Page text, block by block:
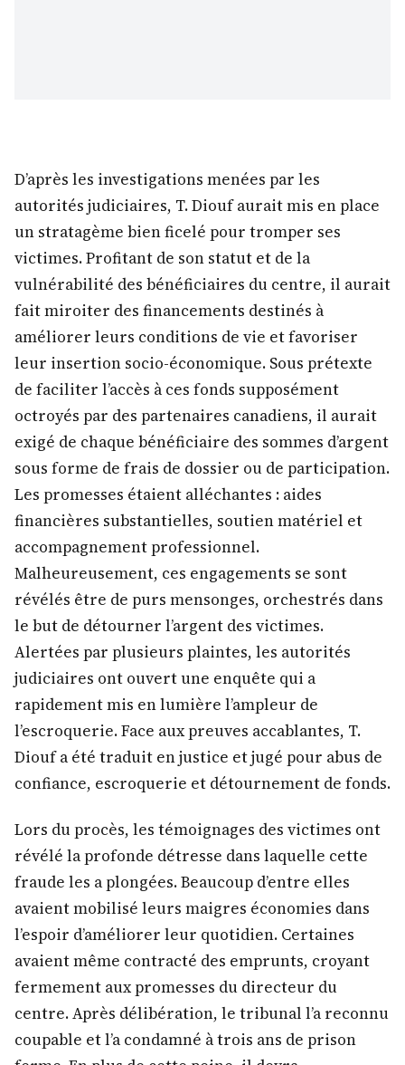
D’après les investigations menées par les
autorités judiciaires, T. Diouf aurait mis en place
un stratagème bien ficelé pour tromper ses
victimes. Profitant de son statut et de la
vulnérabilité des bénéficiaires du centre, il aurait
fait miroiter des financements destinés à
améliorer leurs conditions de vie et favoriser
leur insertion socio-économique. Sous prétexte
de faciliter l’accès à ces fonds supposément
octroyés par des partenaires canadiens, il aurait
exigé de chaque bénéficiaire des sommes d’argent
sous forme de frais de dossier ou de participation.
Les promesses étaient alléchantes : aides
financières substantielles, soutien matériel et
accompagnement professionnel.
Malheureusement, ces engagements se sont
révélés être de purs mensonges, orchestrés dans
le but de détourner l’argent des victimes.
Alertées par plusieurs plaintes, les autorités
judiciaires ont ouvert une enquête qui a
rapidement mis en lumière l’ampleur de
l’escroquerie. Face aux preuves accablantes, T.
Diouf a été traduit en justice et jugé pour abus de
confiance, escroquerie et détournement de fonds.
Lors du procès, les témoignages des victimes ont
révélé la profonde détresse dans laquelle cette
fraude les a plongées. Beaucoup d’entre elles
avaient mobilisé leurs maigres économies dans
l’espoir d’améliorer leur quotidien. Certaines
avaient même contracté des emprunts, croyant
fermement aux promesses du directeur du
centre. Après délibération, le tribunal l’a reconnu
coupable et l’a condamné à trois ans de prison